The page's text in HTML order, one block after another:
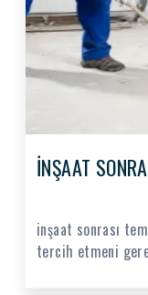
İNŞAAT
inşaat sonrası
tercih etmeni